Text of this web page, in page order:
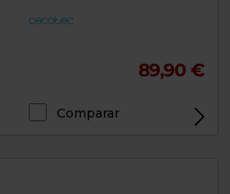
89,90 €
Comparar